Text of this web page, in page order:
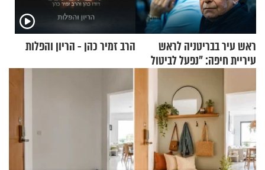
ראש עיר בבריטניה לראש
עיריית חיפה: ״נפעל לביטול
הרב זמיר כהן - הריון והפלות